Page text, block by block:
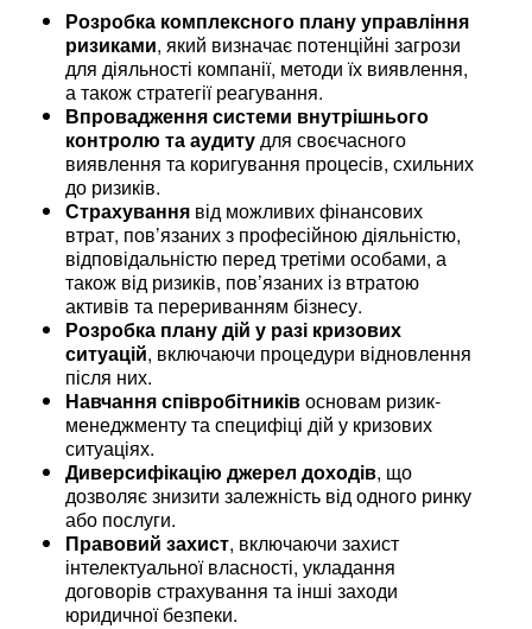
Розробка комплексного плану управління
ризиками, який визначає потенційні загрози
для діяльності компанії, методи їх виявлення,
а також стратегії реагування.
Впровадження системи внутрішнього
контролю та аудиту для своєчасного
виявлення та коригування процесів, схильних
до ризиків.
Страхування від можливих фінансових
втрат, пов’язаних з професійною діяльністю,
відповідальністю перед третіми особами, а
також від ризиків, пов’язаних із втратою
активів та перериванням бізнесу.
Розробка плану дій у разі кризових
ситуацій, включаючи процедури відновлення
після них.
Навчання співробітниківосновам ризик-
менеджменту та специфіці дій у кризових
ситуаціях.
Диверсифікацію джерел доходів, що
дозволяє знизити залежність від одного ринку
або послуги.
Правовий захист, включаючи захист
інтелектуальної власності, укладання
договорів страхування та інші заходи
юридичної безпеки.